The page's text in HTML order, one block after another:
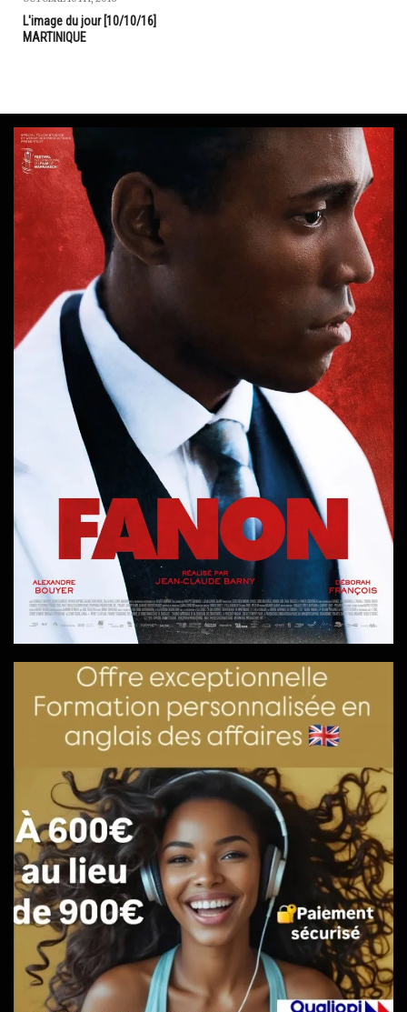
L'image du jour [10/10/16]
MARTINIQUE